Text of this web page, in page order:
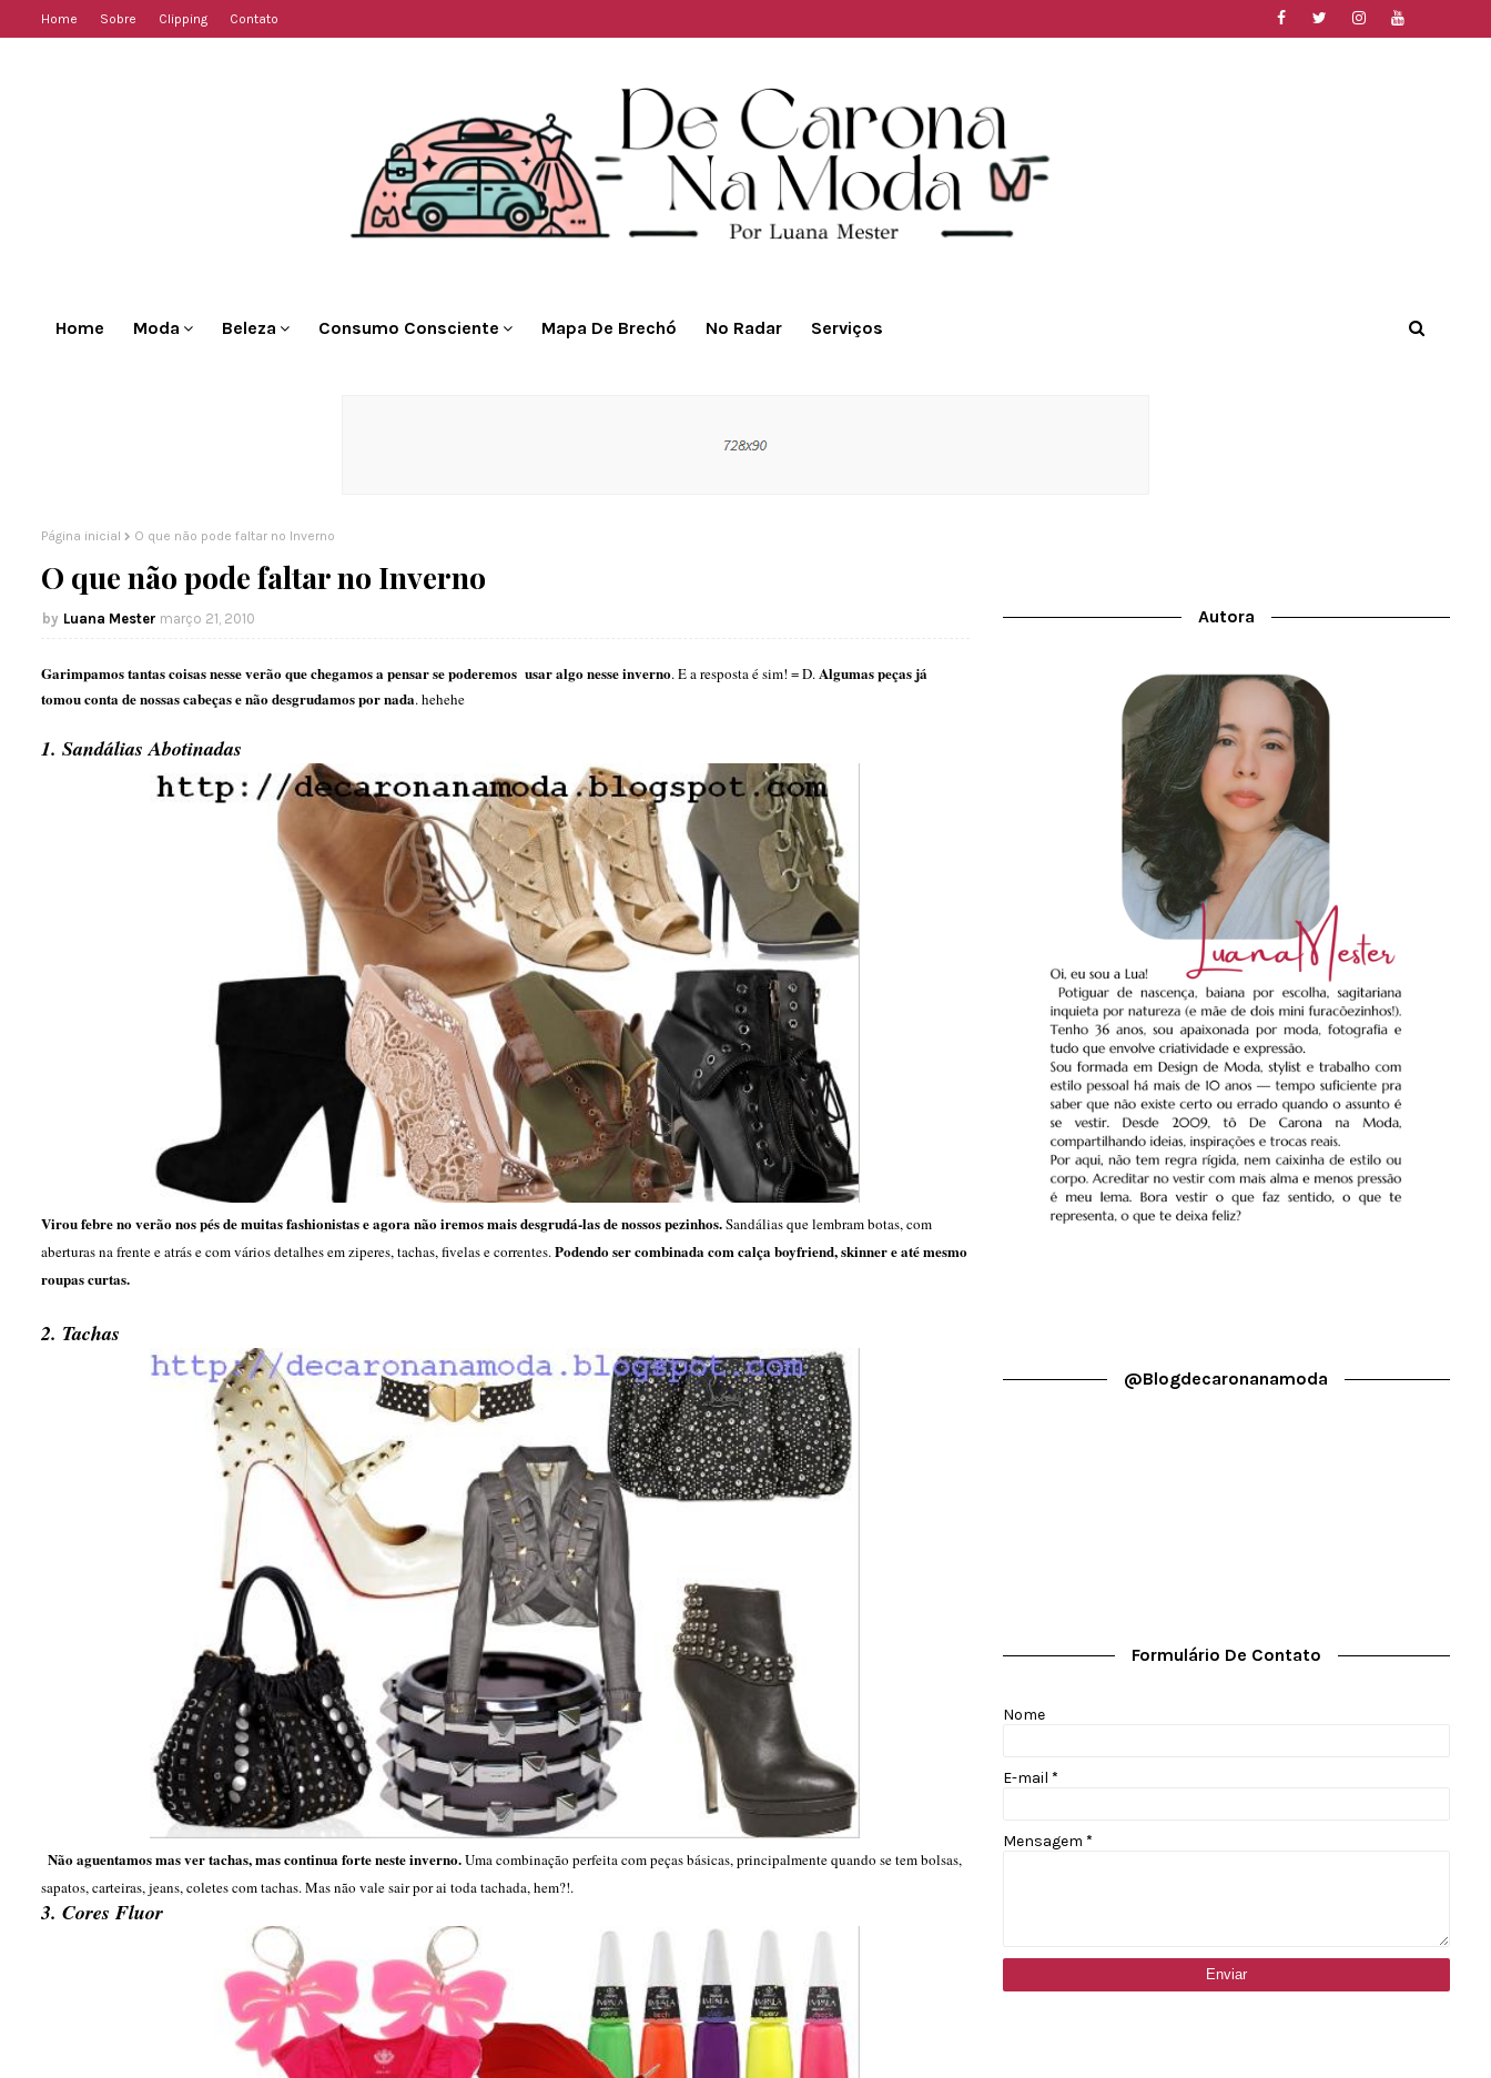
Home Sobre Clipping Contato
Home Moda Beleza Consumo Consciente Mapa De Brechó No Radar Serviços
Página inicial O que não pode faltar no Inverno
O que não pode faltar no Inverno
Luana Mester março 21, 2010
Garimpamos tantas coisas nesse verão que chegamos a pensar se poderemos usar algo nesse inverno. E a resposta é sim! = D.Algumas peças já
tomou conta de nossas cabeças e não desgrudamos por nada. hehehe
1. Sandálias Abotinadas
Virou febre no verão nos pés de muitas fashionistas e agora não iremos mais desgrudá-las de nossos pezinhos.Sandálias que lembram botas, com
aberturas na frente e atrás e com vários detalhes em ziperes, tachas, fivelas e correntes.Podendo ser combinada com calça boyfriend, skinner e até mesmo
roupas curtas.
2. Tachas
Não aguentamos mas ver tachas, mas continua forte neste inverno.Uma combinação perfeita com peças básicas, principalmente quando se tem bolsas,
sapatos, carteiras, jeans, coletes com tachas. Mas não vale sair por ai toda tachada, hem?!.
3. Cores Fluor
Autora
@blogdecaronanamoda
Formulário De Contato
Nome
E-mail *
Mensagem *